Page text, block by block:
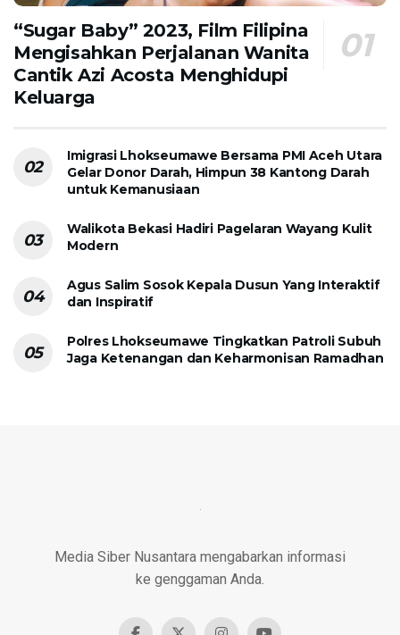
“Sugar Baby” 2023, Film Filipina
Mengisahkan Perjalanan Wanita
Cantik Azi Acosta Menghidupi
Keluarga
Imigrasi Lhokseumawe Bersama PMI Aceh Utara
Gelar Donor Darah, Himpun 38 Kantong Darah
untuk Kemanusiaan
Walikota Bekasi Hadiri Pagelaran Wayang Kulit
Modern
Agus Salim Sosok Kepala Dusun Yang Interaktif
dan Inspiratif
Polres Lhokseumawe Tingkatkan Patroli Subuh
Jaga Ketenangan dan Keharmonisan Ramadhan
Media Siber Nusantara mengabarkan informasi
ke genggaman Anda.